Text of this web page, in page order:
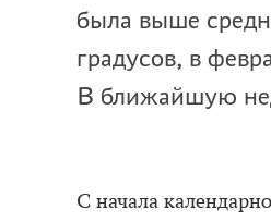
была выше
градусов, в
В ближайшую
С начала